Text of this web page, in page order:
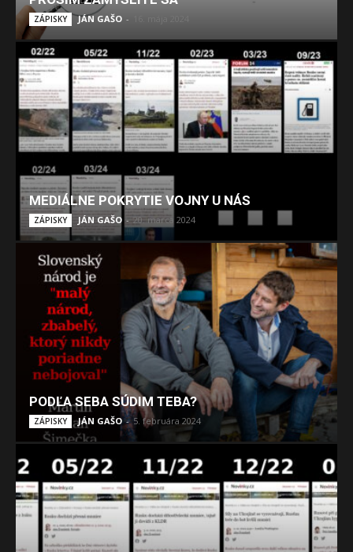
ZÁPISKY JÁN GAŠO -
MEDIÁLNE POKRYTIE VOJNY U NÁS
ZÁPISKY JÁN GAŠO - 20. marca 2024
PODĽA SEBA SÚDIM TEBA?
ZÁPISKY JÁN GAŠO - 5. februára 2024